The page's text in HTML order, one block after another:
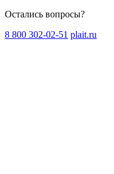
Остались вопросы?
8 800 302-02-51 plait.ru